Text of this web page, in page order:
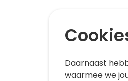
Daarnaast
waarmee we